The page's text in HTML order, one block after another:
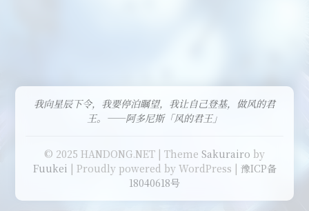
我向星辰下令，我要停泊瞩望，我让自己登基，做风的君
王。——阿多尼斯「风的君王」
© 2025 HANDONG.NET | Theme Sakurairo by
Fuukei | Proudly powered by WordPress | 豫ICP备
18040618号